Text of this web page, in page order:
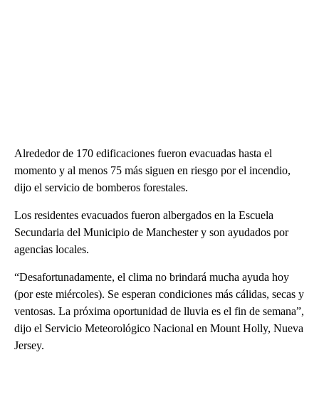
Alrededor de 170 edificaciones fueron evacuadas hasta el
momento y al menos 75 más siguen en riesgo por el incendio,
dijo el servicio de bomberos forestales.
Los residentes evacuados fueron albergados en la Escuela
Secundaria del Municipio de Manchester y son ayudados por
agencias locales.
“Desafortunadamente, el clima no brindará mucha ayuda hoy
(por este miércoles). Se esperan condiciones más cálidas, secas y
ventosas. La próxima oportunidad de lluvia es el fin de semana”,
dijo el Servicio Meteorológico Nacional en Mount Holly, Nueva
Jersey.